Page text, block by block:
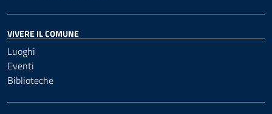
VIVERE IL COMUNE
Luoghi
Eventi
Biblioteche